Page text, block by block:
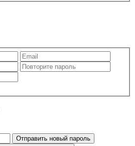
Отправить новый пароль